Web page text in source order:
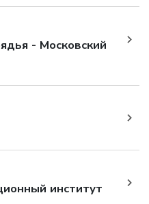
- Московский
институт